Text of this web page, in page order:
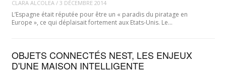
CLARA ALCOLEA/ 3 DÉCEMBRE 2014
L’Espagne était réputée pour être un « paradis du piratage en
Europe », ce qui déplaisait fortement aux Etats-Unis. Le…
OBJETS CONNECTÉS NEST, LES ENJEUX
D'UNE MAISON INTELLIGENTE